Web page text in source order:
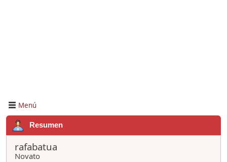
Menú
Resumen
rafabatua
Novato